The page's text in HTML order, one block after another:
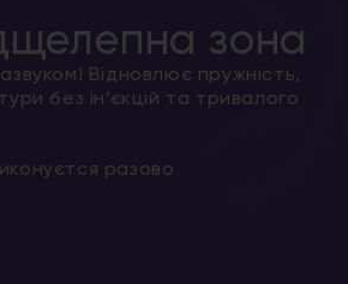
зона
Відновлює пружність,
без ін’єкцій та тривалого
разово